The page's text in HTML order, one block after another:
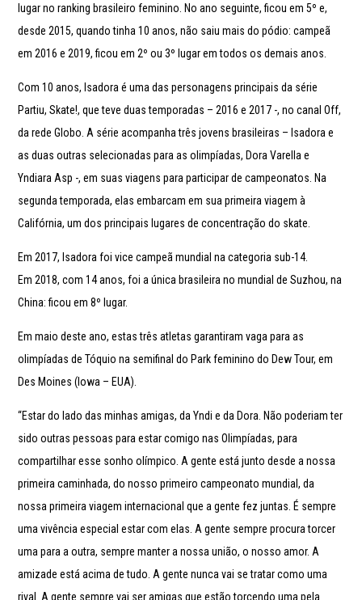
lugar no ranking brasileiro feminino. No ano seguinte, ficou em 5º e,
desde 2015, quando tinha 10 anos, não saiu mais do pódio: campeã
em 2016 e 2019, ficou em 2º ou 3º lugar em todos os demais anos.
Com 10 anos, Isadora é uma das personagens principais da série
Partiu, Skate!, que teve duas temporadas – 2016 e 2017 -, no canal Off,
da rede Globo. A série acompanha três jovens brasileiras – Isadora e
as duas outras selecionadas para as olimpíadas, Dora Varella e
Yndiara Asp -, em suas viagens para participar de campeonatos. Na
segunda temporada, elas embarcam em sua primeira viagem à
Califórnia, um dos principais lugares de concentração do skate.
Em 2017, Isadora foi vice campeã mundial na categoria sub-14.
Em 2018, com 14 anos, foi a única brasileira no mundial de Suzhou, na
China: ficou em 8º lugar.
Em maio deste ano, estas três atletas garantiram vaga para as
olimpíadas de Tóquio na semifinal do Park feminino do Dew Tour, em
Des Moines (Iowa – EUA).
“Estar do lado das minhas amigas, da Yndi e da Dora. Não poderiam ter
sido outras pessoas para estar comigo nas Olimpíadas, para
compartilhar esse sonho olímpico. A gente está junto desde a nossa
primeira caminhada, do nosso primeiro campeonato mundial, da
nossa primeira viagem internacional que a gente fez juntas. É sempre
uma vivência especial estar com elas. A gente sempre procura torcer
uma para a outra, sempre manter a nossa união, o nosso amor. A
amizade está acima de tudo. A gente nunca vai se tratar como uma
rival. A gente sempre vai ser amigas que estão torcendo uma pela